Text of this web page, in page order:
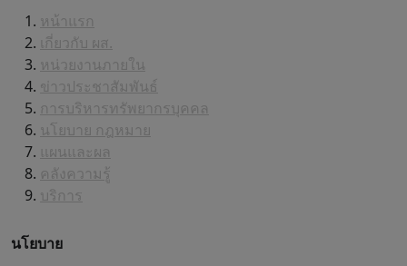
หน้าแรก
เกี่ยวกับ ผส.
หน่วยงานภายใน
ข่าวประชาสัมพันธ์
การบริหารทรัพยากรบุคคล
นโยบาย กฎหมาย
แผนและผล
คลังความรู้
บริการ
นโยบาย